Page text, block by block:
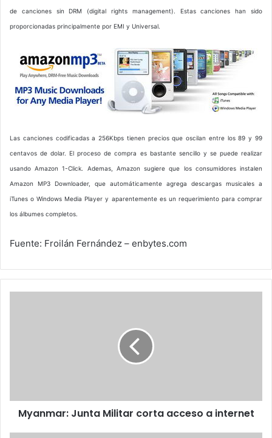
de canciones sin DRM (digital rights management). Estas canciones han sido
proporcionadas principalmente por EMI y Universal.
Las canciones codificadas a 256Kbps tienen precios que oscilan entre los 89 y 99
centavos de dolar. El proceso de compra es bastante sencillo y se puede realizar
usando Amazon 1-Click. Ademas, Amazon sugiere que los consumidores instalen
Amazon MP3 Downloader, que automáticamente agrega descargas musicales a
iTunes o Windows Media Player y aparentemente es un requerimiento para comprar
los álbumes completos.
Fuente: Froilán Fernández – enbytes.com
Myanmar: Junta Militar corta acceso a internet